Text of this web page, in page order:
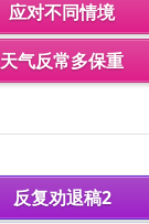
应对不同情境
天气反常多保重
反复劝退稿2